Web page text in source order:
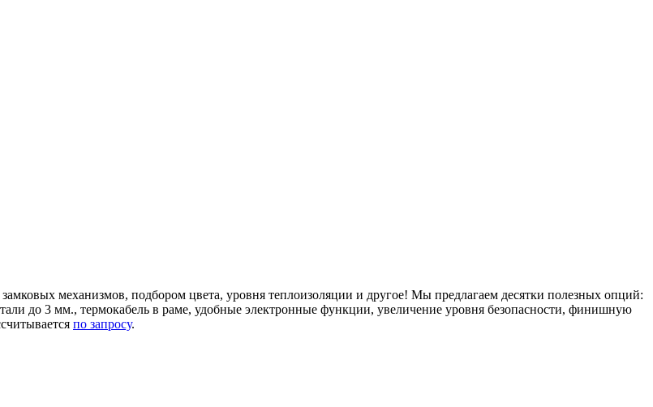
механизмов, подбором цвета, уровня теплоизоляции и другое! Мы предлагаем десятки полезных опций:
до 3 мм., термокабель в раме, удобные электронные функции, увеличение уровня безопасности, финишную
по запросу.